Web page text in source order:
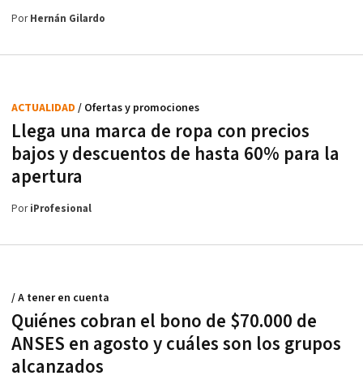
PorHernán Gilardo
Llega una marca de ropa con precios
bajos y descuentos de hasta 60% para la
apertura
ACTUALIDAD / Ofertas y promociones
PoriProfesional
Quiénes cobran el bono de $70.000 de
ANSES en agosto y cuáles son los grupos
alcanzados
/ A tener en cuenta